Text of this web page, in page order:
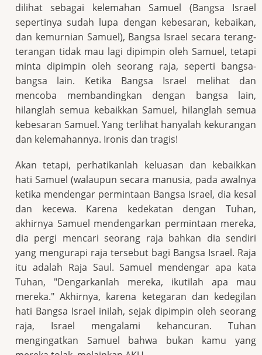
dilihat sebagai kelemahan Samuel (Bangsa Israel
sepertinya sudah lupa dengan kebesaran, kebaikan,
dan kemurnian Samuel), Bangsa Israel secara terang-
terangan tidak mau lagi dipimpin oleh Samuel, tetapi
minta dipimpin oleh seorang raja, seperti bangsa-
bangsa lain. Ketika Bangsa Israel melihat dan
mencoba membandingkan dengan bangsa lain,
hilanglah semua kebaikkan Samuel, hilanglah semua
kebesaran Samuel. Yang terlihat hanyalah kekurangan
dan kelemahannya. Ironis dan tragis!
Akan tetapi, perhatikanlah keluasan dan kebaikkan
hati Samuel (walaupun secara manusia, pada awalnya
ketika mendengar permintaan Bangsa Israel, dia kesal
dan kecewa. Karena kedekatan dengan Tuhan,
akhirnya Samuel mendengarkan permintaan mereka,
dia pergi mencari seorang raja bahkan dia sendiri
yang mengurapi raja tersebut bagi Bangsa Israel. Raja
itu adalah Raja Saul. Samuel mendengar apa kata
Tuhan, "Dengarkanlah mereka, ikutilah apa mau
mereka." Akhirnya, karena ketegaran dan kedegilan
hati Bangsa Israel inilah, sejak dipimpin oleh seorang
raja, Israel mengalami kehancuran. Tuhan
mengingatkan Samuel bahwa bukan kamu yang